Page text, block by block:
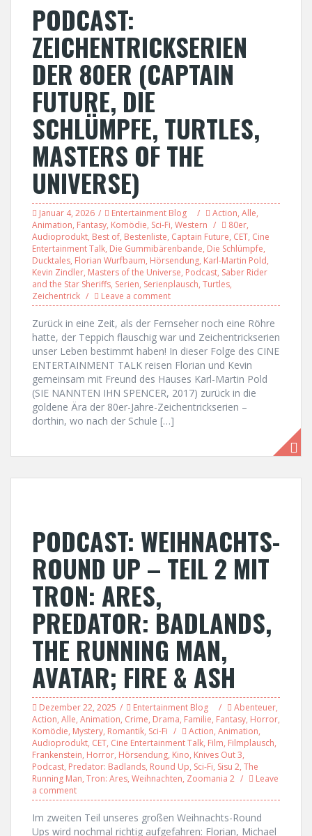
PODCAST:
ZEICHENTRICKSERIEN
DER 80ER (CAPTAIN
FUTURE, DIE
SCHLÜMPFE, TURTLES,
MASTERS OF THE
UNIVERSE)
Januar 4, 2026 Entertainment Blog Action, Alle,
Animation, Fantasy, Komödie, Sci-Fi, Western 80er,
Audioprodukt, Best of, Bestenliste, Captain Future, CET, Cine
Entertainment Talk, Die Gummibärenbande, Die Schlümpfe,
Ducktales, Florian Wurfbaum, Hörsendung, Karl-Martin Pold,
Kevin Zindler, Masters of the Universe, Podcast, Saber Rider
and the Star Sheriffs, Serien, Serienplausch, Turtles,
Zeichentrick
Leave a comment
Zurück in eine Zeit, als der Fernseher noch eine Röhre
hatte, der Teppich flauschig war und Zeichentrickserien
unser Leben bestimmt haben! In dieser Folge des CINE
ENTERTAINMENT TALK reisen Florian und Kevin
gemeinsam mit Freund des Hauses Karl-Martin Pold
(SIE NANNTEN IHN SPENCER, 2017) zurück in die
goldene Ära der 80er-Jahre-Zeichentrickserien –
dorthin, wo nach der Schule […]
PODCAST: WEIHNACHTS-
ROUND UP – TEIL 2 MIT
TRON: ARES,
PREDATOR: BADLANDS,
THE RUNNING MAN,
AVATAR; FIRE & ASH
Dezember 22, 2025 Entertainment Blog Abenteuer,
Action, Alle, Animation, Crime, Drama, Familie, Fantasy, Horror,
Komödie, Mystery, Romantik, Sci-Fi Action, Animation,
Audioprodukt, CET, Cine Entertainment Talk, Film, Filmplausch,
Frankenstein, Horror, Hörsendung, Kino, Knives Out 3,
Podcast, Predator: Badlands, Round Up, Sci-Fi, Sisu 2, The
Running Man, Tron: Ares, Weihnachten, Zoomania 2
Leave
a comment
Im zweiten Teil unseres großen Weihnachts-Round
Ups wird nochmal richtig aufgefahren: Florian, Michael